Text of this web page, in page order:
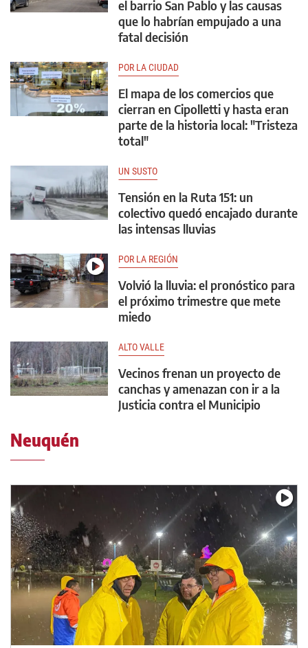
el barrio San Pablo y las causas
que lo habrían empujado a una
fatal decisión
POR LA CIUDAD
El mapa de los comercios que
cierran en Cipolletti y hasta eran
parte de la historia local: "Tristeza
total"
UN SUSTO
Tensión en la Ruta 151: un
colectivo quedó encajado durante
las intensas lluvias
POR LA REGIÓN
Volvió la lluvia: el pronóstico para
el próximo trimestre que mete
miedo
ALTO VALLE
Vecinos frenan un proyecto de
canchas y amenazan con ir a la
Justicia contra el Municipio
Neuquén